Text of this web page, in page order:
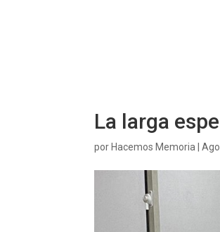
La larga
por Hacemos Memoria |